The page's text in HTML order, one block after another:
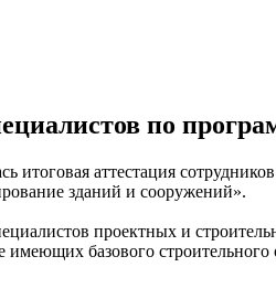
по
итоговая аттестация
зданий и сооружений».
проектных и
базового